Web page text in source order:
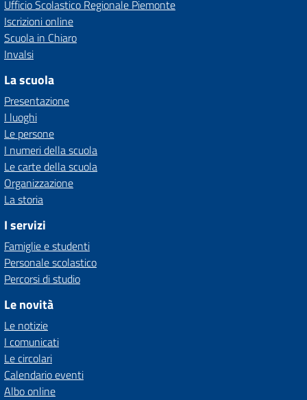
Ufficio Scolastico Regionale Piemonte
Iscrizioni online
Scuola in Chiaro
Invalsi
La scuola
Presentazione
I luoghi
Le persone
I numeri della scuola
Le carte della scuola
Organizzazione
La storia
I servizi
Famiglie e studenti
Personale scolastico
Percorsi di studio
Le novità
Le notizie
I comunicati
Le circolari
Calendario eventi
Albo online